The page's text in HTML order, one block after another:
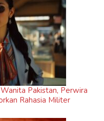
Pakistan, Perwira
Rahasia Militer